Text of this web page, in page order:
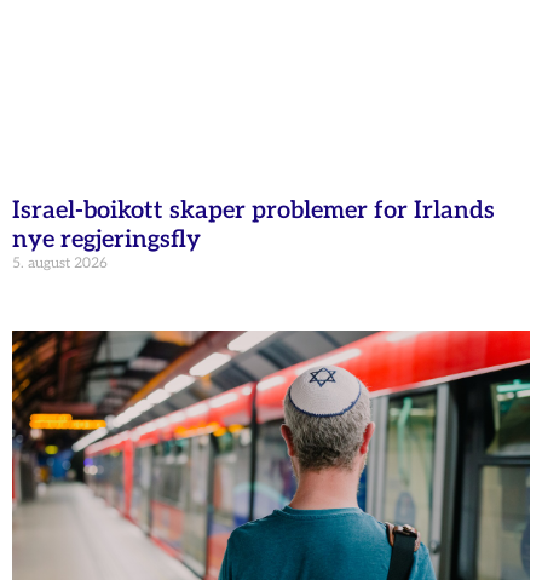
Israel-boikott skaper problemer for Irlands
nye regjeringsfly
5. august 2026